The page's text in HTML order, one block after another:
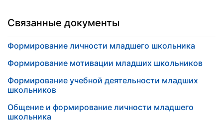
Связанные документы
Формирование личности младшего школьника
Формирование мотивации младших школьников
Формирование учебной деятельности младших
школьников
Общение и формирование личности младшего
школьника